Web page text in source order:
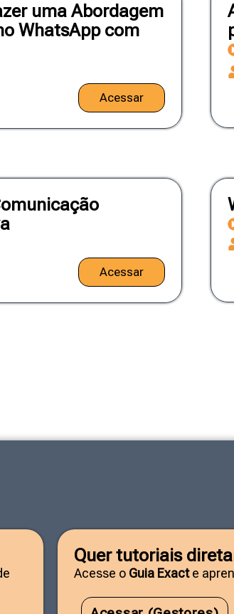
uma Abordagem
WhatsApp com
Acessar
Acessar
Quer tutoriais
Acesse o Guia Exacte